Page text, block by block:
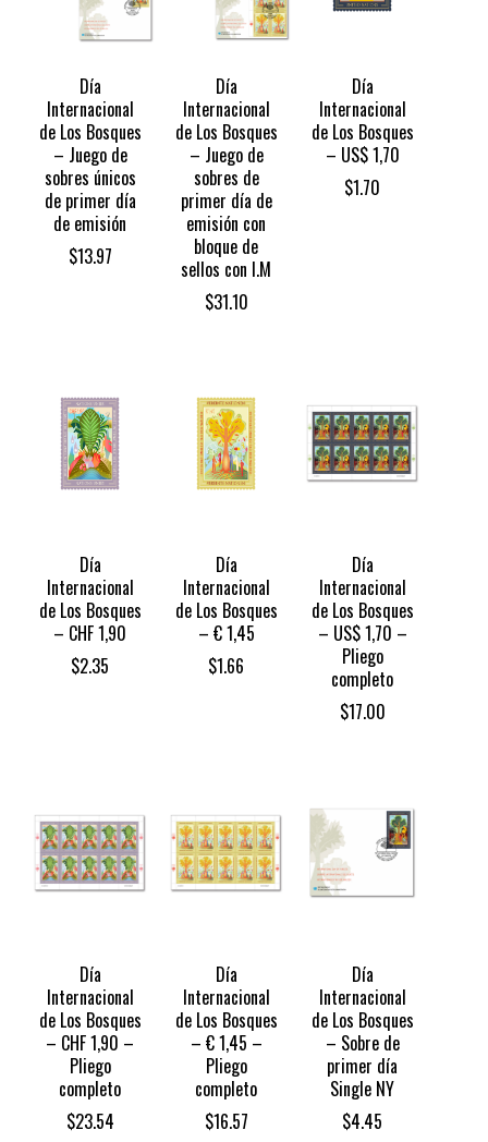
Día
Internacional
de Los Bosques
– Juego de
sobres únicos
de primer día
de emisión
$13.97
Día
Internacional
de Los Bosques
– Juego de
sobres de
primer día de
emisión con
bloque de
sellos con I.M
$31.10
Día
Internacional
de Los Bosques
– US$ 1,70
$1.70
Día
Internacional
de Los Bosques
– CHF 1,90
$2.35
Día
Internacional
de Los Bosques
– € 1,45
$1.66
Día
Internacional
de Los Bosques
– US$ 1,70 –
Pliego
completo
$17.00
Día
Internacional
de Los Bosques
– CHF 1,90 –
Pliego
completo
$23.54
Día
Internacional
de Los Bosques
– € 1,45 –
Pliego
completo
$16.57
Día
Internacional
de Los Bosques
– Sobre de
primer día
Single NY
$4.45